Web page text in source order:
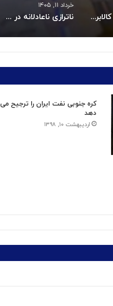
ناترازی ناعادلانه در مصرف برق بخش خانگی
خرداد ۱۰, ۱۴۰۵
بازگشت سه سکوی پارس جنوبی به مدار تولید
کره جنوبی نفت ایران را ترجیح می
دهد
اردیبهشت ۱۰, ۱۳۹۸